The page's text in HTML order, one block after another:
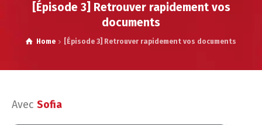
[Épisode 3] Retrouver rapidement vos
documents
Home [Épisode 3] Retrouver rapidement vos documents
AvecSofia